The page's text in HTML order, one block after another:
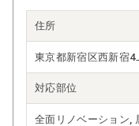
住所
東京都新宿区西新宿
対応部位
全面リノベーション,